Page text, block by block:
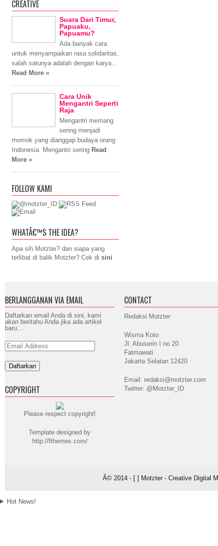
CREATIVE
Suara Dari Timur,
Papuaku,
Papuamu?
Ada banyak cara
untuk menyampaikan rasa solidaritas,
salah satunya adalah dengan karya…
Read More »
Cara Unik
Mengantri Seperti
Raja
Mengantri memang
sering menjadi
momok yang dianggap budaya orang
Indonesia. Mengantri sering Read
More »
FOLLOW KAMI
WHATÂ€™S THE IDEA?
Apa sih Motzter? dan siapa yang
terlibat di balik Motzter? Cek di sini
BERLANGGANAN VIA EMAIL
Daftarkan email Anda di sini, kami
akan beritahu Anda jika ada artikel
baru...
Email
Address
COPYRIGHT
Please respect copyright!
Template designed by
http://fthemes.com/
CONTACT
Redaksi Motzter
Wisma Koto
Jl. Abuserin I no 20
Fatmawati
Jakarta Selatan 12420
Email: redaksi@motzter.com
Twitter: @Motzter_ID
Â© 2014 - [ ] Motzter - Creative Digital
Hot News!